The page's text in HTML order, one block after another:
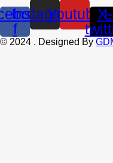
f
Instagram
YoutubeX-
© 2024 . Designed By